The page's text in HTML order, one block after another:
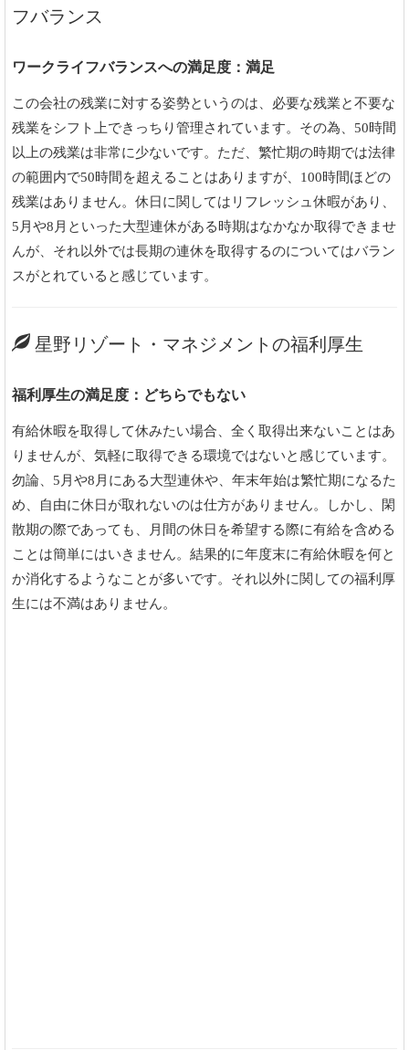
フバランス
ワークライフバランスへの満足度：満足
この会社の残業に対する姿勢というのは、必要な残業と不要な
残業をシフト上できっちり管理されています。その為、50時間
以上の残業は非常に少ないです。ただ、繁忙期の時期では法律
の範囲内で50時間を超えることはありますが、100時間ほどの
残業はありません。休日に関してはリフレッシュ休暇があり、
5月や8月といった大型連休がある時期はなかなか取得できませ
んが、それ以外では長期の連休を取得するのについてはバラン
スがとれていると感じています。
星野リゾート・マネジメントの福利厚生
福利厚生の満足度：どちらでもない
有給休暇を取得して休みたい場合、全く取得出来ないことはあ
りませんが、気軽に取得できる環境ではないと感じています。
勿論、5月や8月にある大型連休や、年末年始は繁忙期になるた
め、自由に休日が取れないのは仕方がありません。しかし、閑
散期の際であっても、月間の休日を希望する際に有給を含める
ことは簡単にはいきません。結果的に年度末に有給休暇を何と
か消化するようなことが多いです。それ以外に関しての福利厚
生には不満はありません。